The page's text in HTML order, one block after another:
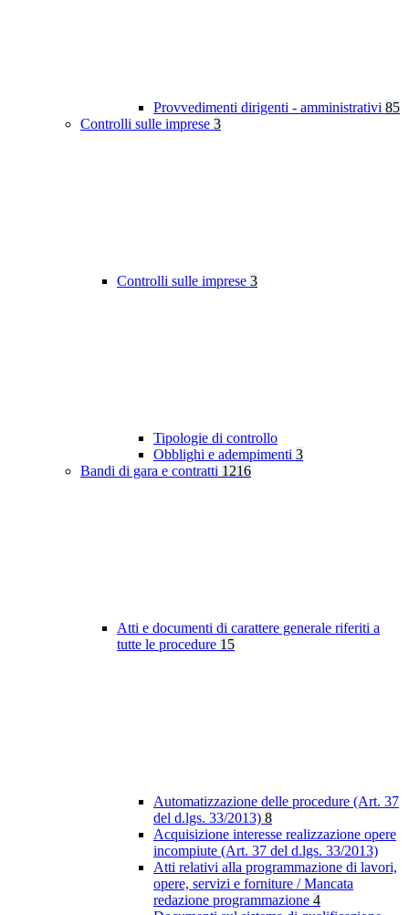
Provvedimenti dirigenti - amministrativi 85
Controlli sulle imprese 3
Controlli sulle imprese 3
Tipologie di controllo
Obblighi e adempimenti 3
Bandi di gara e contratti 1216
Atti e documenti di carattere generale riferiti a
tutte le procedure 15
Automatizzazione delle procedure (Art. 37
del d.lgs. 33/2013) 8
Acquisizione interesse realizzazione opere
incompiute (Art. 37 del d.lgs. 33/2013)
Atti relativi alla programmazione di lavori,
opere, servizi e forniture / Mancata
redazione programmazione 4